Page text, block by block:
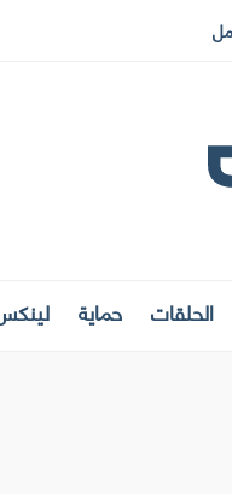
الحلقات حماية